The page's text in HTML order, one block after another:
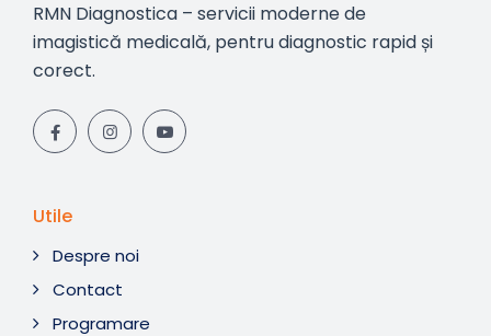
RMN Diagnostica – servicii moderne de
imagistică medicală, pentru diagnostic rapid și
corect.
Utile
Despre noi
Contact
Programare